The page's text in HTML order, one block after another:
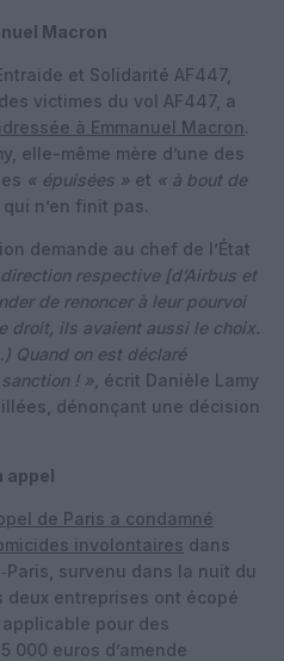
Macron
et Solidarité AF447,
victimes du vol AF447, a
à Emmanuel Macron.
elle-même mère d’une des
« épuisées » et « à bout de
n’en finit pas.
demande au chef de l’État
respective [d’Airbus et
de renoncer à leur pourvoi
droit, ils avaient aussi le choix.
Quand on est déclaré
! », écrit Danièle Lamy
dénonçant une décision
appel
de Paris a condamné
involontaires dans
survenu dans la nuit du
deux entreprises ont écopé
pour des
000 euros d’amende